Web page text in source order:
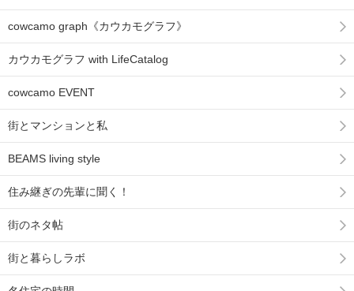
cowcamo graph《カウカモグラフ》
カウカモグラフ with LifeCatalog
cowcamo EVENT
街とマンションと私
BEAMS living style
住み継ぎの先輩に聞く！
街のネタ帖
街と暮らしラボ